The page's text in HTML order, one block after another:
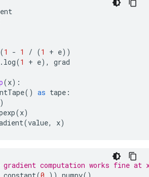
(1 - 1 / (1 + e))
. log(1 + e), grad
(x):
() as tape :
)
(x)
(value, x)
computation works fine at